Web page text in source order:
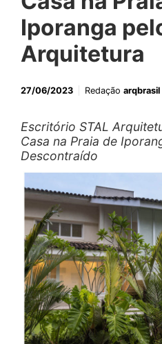
Iporanga
Arquitetura
27/06/2023 Redação arqbrasil
Escritório STAL
Casa na Praia de
Descontraído